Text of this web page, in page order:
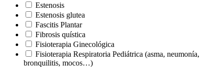
Estenosis
Estenosis glutea
Fascitis Plantar
Fibrosis quística
Fisioterapia Ginecológica
Fisioterapia Respiratoria Pediátrica (asma, neumonía,
bronquilitis, mocos…)